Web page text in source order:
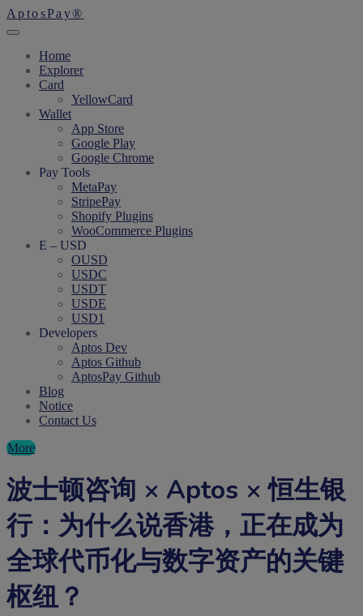
AptosPay®
Home
Explorer
Card
YellowCard
Wallet
App Store
Google Play
Google Chrome
Pay Tools
MetaPay
StripePay
Shopify Plugins
WooCommerce Plugins
E – USD
OUSD
USDC
USDT
USDE
USD1
Developers
Aptos Dev
Aptos Github
AptosPay Github
Blog
Notice
Contact Us
More
波士顿咨询 × Aptos × 恒生银
行：为什么说香港，正在成为
全球代币化与数字资产的关键
枢纽？